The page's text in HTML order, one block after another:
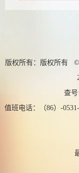
版权所有：版权所有
查号
值班电话：（86）-